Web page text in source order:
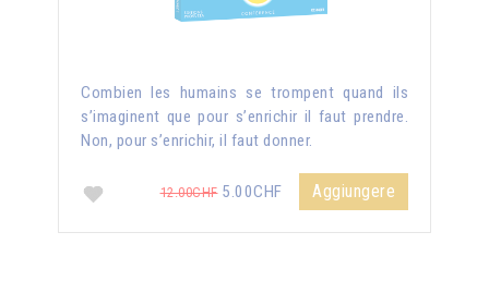
Combien les humains se trompent quand ils
s’imaginent que pour s’enrichir il faut prendre.
Non, pour s’enrichir, il faut donner.
12.00CHF5.00CHF Aggiungere